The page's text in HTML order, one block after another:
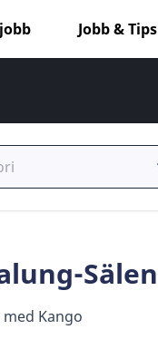
Jobb & Tips
Sälen
Kango